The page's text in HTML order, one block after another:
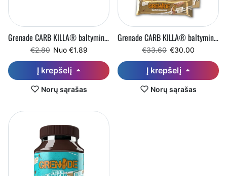
Grenade CARB KILLA® baltyminis batonėlis (60 g)
Įprasta kaina
€2.80 Pardavimo kaina
Nuo €1.89
Į krepšelį
Norų sąrašas
Grenade CARB KILLA® baltyminiai batonėliai (12 x 60 g)
Įprasta kaina
€33.60 Pardavimo
€30.00
Į krepšelį
Norų sąrašas